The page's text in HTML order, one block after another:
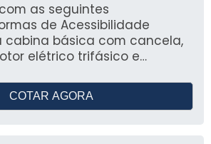
as seguintes
de Acessibilidade
cabina básica com cancela,
elétrico trifásico e
com pintura eletrostática e
em chapa de aço ou vidro e
COTAR AGORA